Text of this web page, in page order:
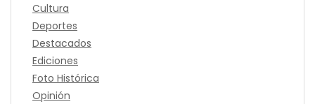
Cultura
Deportes
Destacados
Ediciones
Foto Histórica
Opinión